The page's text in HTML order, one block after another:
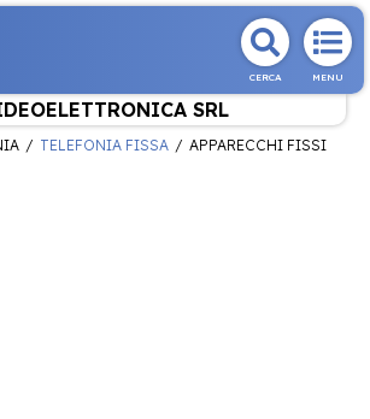
CERCA MENU
SRL
TELEFONIA FISSA APPARECCHI FISSI